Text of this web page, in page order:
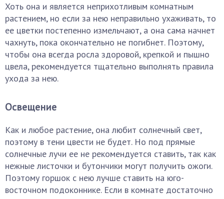
Хоть она и является неприхотливым комнатным
растением, но если за нею неправильно ухаживать, то
ее цветки постепенно измельчают, а она сама начнет
чахнуть, пока окончательно не погибнет. Поэтому,
чтобы она всегда росла здоровой, крепкой и пышно
цвела, рекомендуется тщательно выполнять правила
ухода за нею.
Освещение
Как и любое растение, она любит солнечный свет,
поэтому в тени цвести не будет. Но под прямые
солнечные лучи ее не рекомендуется ставить, так как
нежные листочки и бутончики могут получить ожоги.
Поэтому горшок с нею лучше ставить на юго-
восточном подоконнике. Если в комнате достаточно